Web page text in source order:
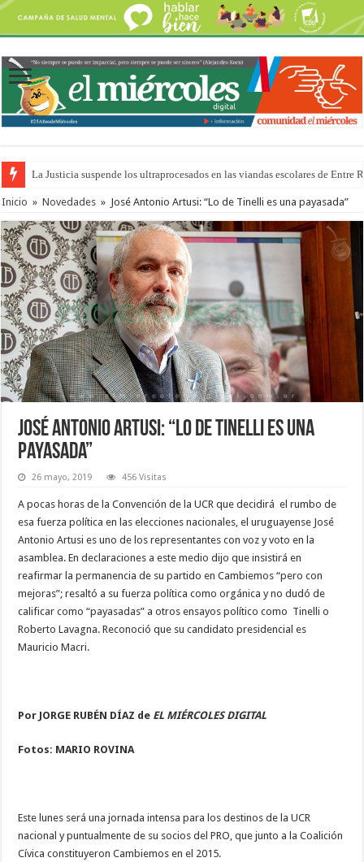
La Justicia suspende los ultraprocesados en las viandas escolares de Entre
Se presentará la obra “La Runfla de los Macanos”
Inicio » Novedades » José Antonio Artusi: “Lo de Tinelli es una payasada”
José Antonio Artusi: “Lo de Tinelli es una
payasada”
26 mayo, 2019 456 Visitas
A pocas horas de la Convención de la UCR que decidirá el rumbo de
esa fuerza política en las elecciones nacionales, el uruguayense José
Antonio Artusi es uno de los representantes con voz y voto en la
asamblea. En declaraciones a este medio dijo que insistirá en
reafirmar la permanencia de su partido en Cambiemos “pero con
mejoras”; resaltó a su fuerza política como orgánica y no dudó de
calificar como “payasadas” a otros ensayos político como Tinelli o
Roberto Lavagna. Reconoció que su candidato presidencial es
Mauricio Macri.
Por JORGE RUBÉN DÍAZ de EL MIÉRCOLES DIGITAL
Fotos: MARIO ROVINA
Este lunes será una jornada intensa para los destinos de la UCR
nacional y puntualmente de su socios del PRO, que junto a la Coalición
Cívica constituyeron Cambiemos en el 2015.